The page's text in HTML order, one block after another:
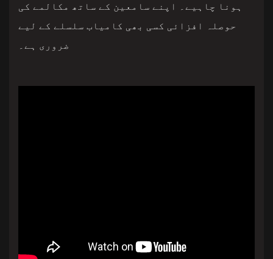
ہونا چاہیے۔ اپنے سامعین کے ساتھ مکالمے کی
حوصلہ افزائی کسی بھی کامیاب سلسلے کے لیے
ضروری ہے۔